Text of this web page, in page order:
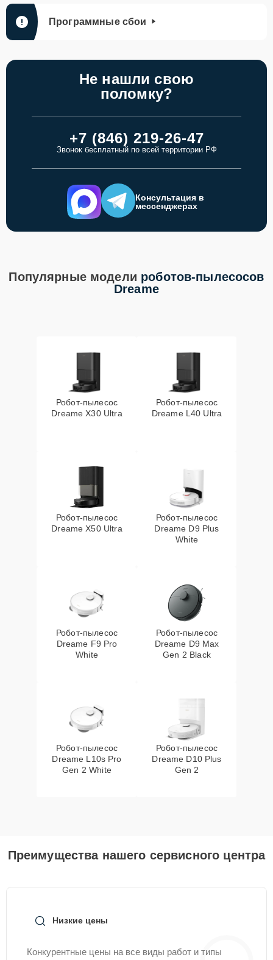
Программные сбои
Не нашли свою
поломку?
+7 (846) 219-26-47
Звонок бесплатный по всей территории РФ
Консультация в
мессенджерах
Популярные модели роботов-пылесосов
Dreame
Робот-пылесос
Dreame X30 Ultra
Робот-пылесос
Dreame L40 Ultra
Робот-пылесос
Dreame X50 Ultra
Робот-пылесос
Dreame D9 Plus
White
Робот-пылесос
Dreame F9 Pro
White
Робот-пылесос
Dreame D9 Max
Gen 2 Black
Робот-пылесос
Dreame L10s Pro
Gen 2 White
Робот-пылесос
Dreame D10 Plus
Gen 2
Преимущества нашего сервисного центра
Низкие цены
Конкурентные цены на все виды работ и типы